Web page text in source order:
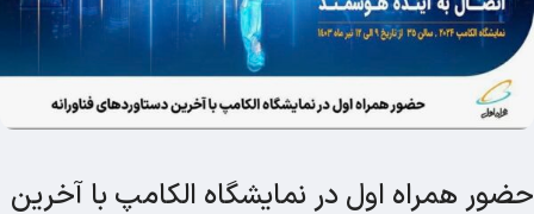
حضور همراه اول در نمایشگاه الکامپ با آخرین